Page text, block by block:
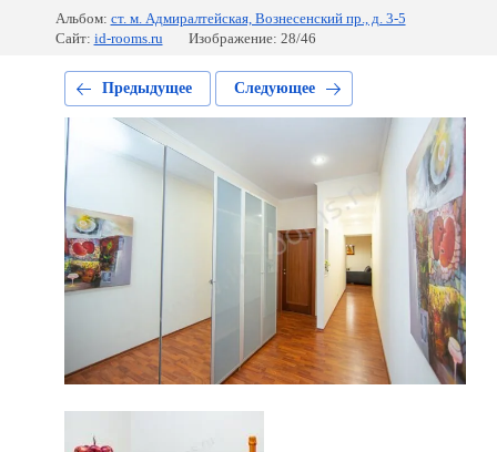
Альбом: ст. м. Адмиралтейская, Вознесенский пр., д. 3-5
Сайт: id-rooms.ru Изображение: 28/46
Предыдущее Следующее